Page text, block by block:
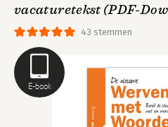
E-book
43 stemmen
vacaturetekst (PDF-